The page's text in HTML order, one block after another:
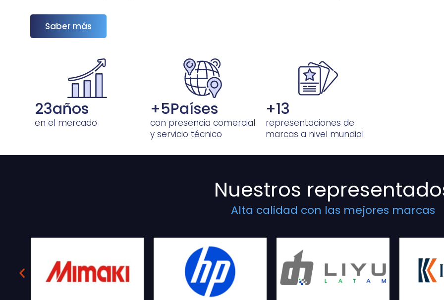
Saber más
en el mercado
24años
con presencia comercial
y servicio técnico
+5Países
representaciones de
marcas a nivel mundial
+13
Nuestros
Alta calidad con las mejores marcas